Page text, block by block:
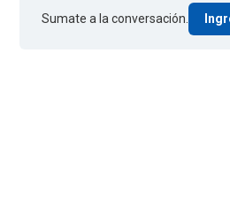
Sumate a la conversación.